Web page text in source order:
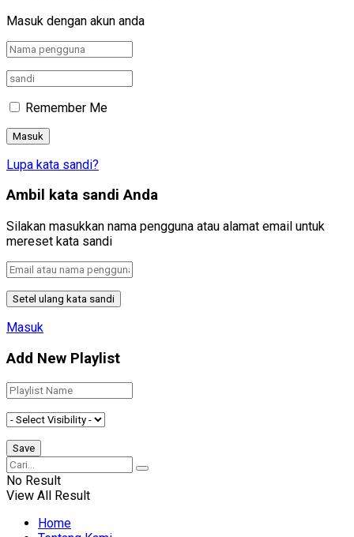
Masuk dengan akun anda
Remember Me
Lupa kata sandi?
Ambil kata sandi Anda
Silakan masukkan nama pengguna atau alamat email untuk
mereset kata sandi
Masuk
Add New Playlist
No Result
View All Result
Home